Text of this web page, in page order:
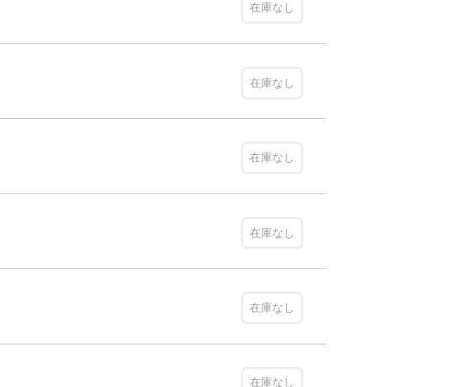
在庫なし
在庫なし
在庫なし
在庫なし
在庫なし
在庫なし